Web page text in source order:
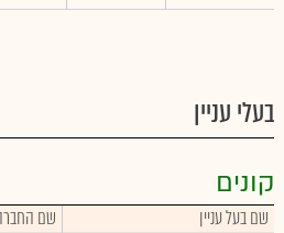
בעלי עניין
קונים
שם בעל עניין שם